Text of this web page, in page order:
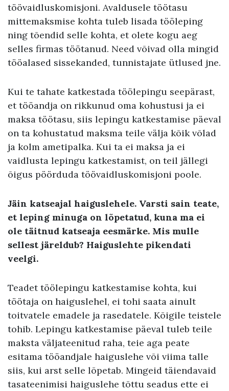
töövaidluskomisjoni. Avaldusele töötasu
mittemaksmise kohta tuleb lisada tööleping
ning tõendid selle kohta, et olete kogu aeg
selles firmas töötanud. Need võivad olla mingid
tööalased sissekanded, tunnistajate ütlused jne.
Kui te tahate katkestada töölepingu seepärast,
et tööandja on rikkunud oma kohustusi ja ei
maksa töötasu, siis lepingu katkestamise päeval
on ta kohustatud maksma teile välja kõik võlad
ja kolm ametipalka. Kui ta ei maksa ja ei
vaidlusta lepingu katkestamist, on teil jällegi
õigus pöörduda töövaidluskomisjoni poole.
Jäin katseajal haiguslehele. Varsti sain teate,
et leping minuga on lõpetatud, kuna ma ei
ole täitnud katseaja eesmärke. Mis mulle
sellest järeldub? Haiguslehte pikendati
veelgi.
Teadet töölepingu katkestamise kohta, kui
töötaja on haiguslehel, ei tohi saata ainult
toitvatele emadele ja rasedatele. Kõigile teistele
tohib. Lepingu katkestamise päeval tuleb teile
maksta väljateenitud raha, teie aga peate
esitama tööandjale haiguslehe või viima talle
siis, kui arst selle lõpetab. Mingeid täiendavaid
tasateenimisi haiguslehe tõttu seadus ette ei